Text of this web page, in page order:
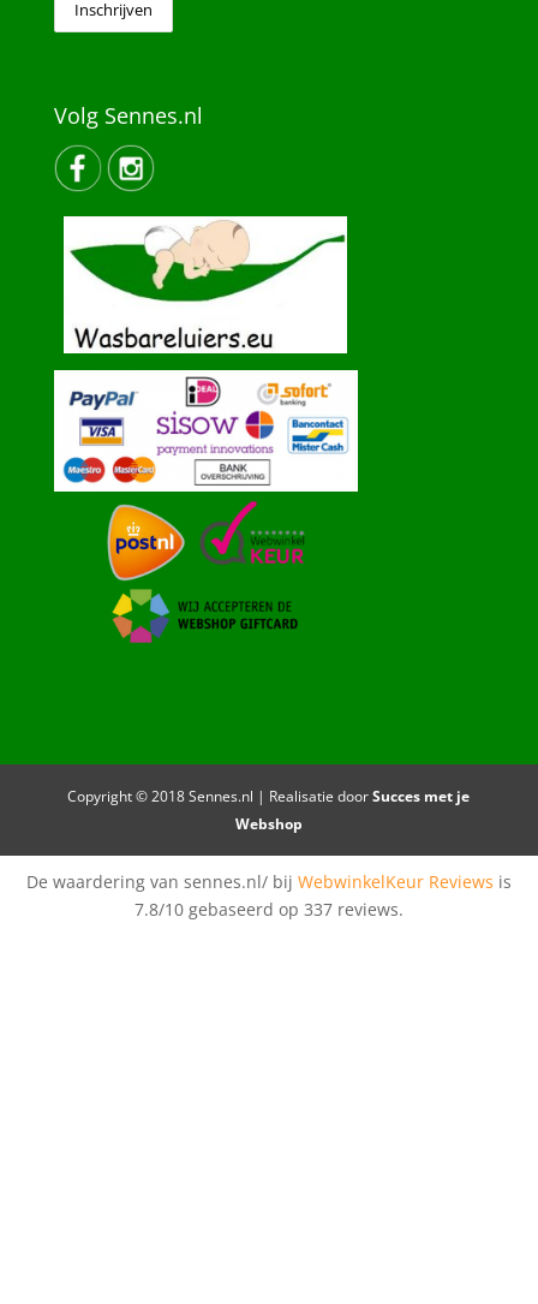
Volg Sennes.nl
Copyright © 2018 Sennes.nl | Realisatie doorSucces met je
Webshop
De waardering van sennes.nl/ bij WebwinkelKeur Reviews is
7.8/10 gebaseerd op 337 reviews.